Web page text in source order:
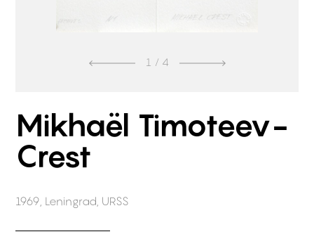
1 / 4
Mikhaël Timoteev-
Crest
1969, Leningrad, URSS